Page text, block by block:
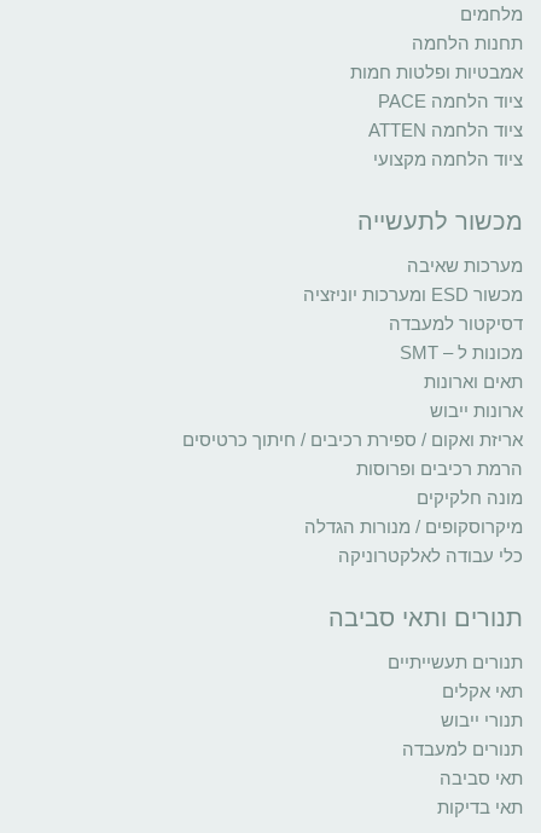
מלחמים
תחנות הלחמה
אמבטיות ופלטות חמות
ציוד הלחמה PACE
ציוד הלחמה ATTEN
ציוד הלחמה מקצועי
מכשור לתעשייה
מערכות שאיבה
מכשור ESD ומערכות יוניזציה
דסיקטור למעבדה
מכונות ל – SMT
תאים וארונות
ארונות ייבוש
אריזת ואקום / ספירת רכיבים / חיתוך כרטיסים
הרמת רכיבים ופרוסות
מונה חלקיקים
מיקרוסקופים / מנורות הגדלה
כלי עבודה לאלקטרוניקה
תנורים ותאי סביבה
תנורים תעשייתיים
תאי אקלים
תנורי ייבוש
תנורים למעבדה
תאי סביבה
תאי בדיקות